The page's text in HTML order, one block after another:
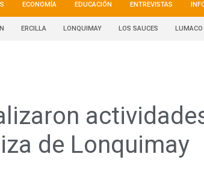
ECONOMÍA EDUCACIÓN ENTREVISTAS
ERCILLA LONQUIMAY LOS SAUCES LUMACO
de Lonquimay